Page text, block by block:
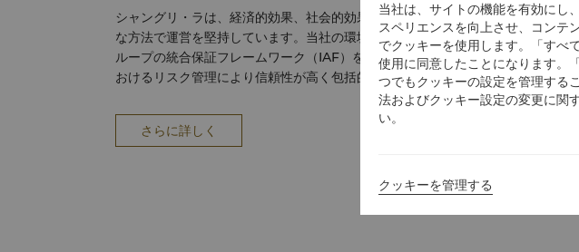
シャングリ・ラは、経済的効果、社会的効果、環境的効果を両立させる持続可能
な方法で運営を堅持しています。当社の環境・社会・ガバナンス（ESG）は、グ
ループの統合保証フレームワーク（IAF）を基盤としており、この枠組みは事業
おけるリスク管理により信頼性が高く包括的な基盤を提供し、内部統制の有効性
を確保することでリスク低減を図っています。
さらに詳しく
当社は、サイトの機能を有効にし
スペリエンスを向上させ、コンテ
でクッキーを使用します。「すべ
使用に同意したことになります。
つでもクッキーの設定を管理する
法およびクッキー設定の変更に関
い。
クッキーを管理する